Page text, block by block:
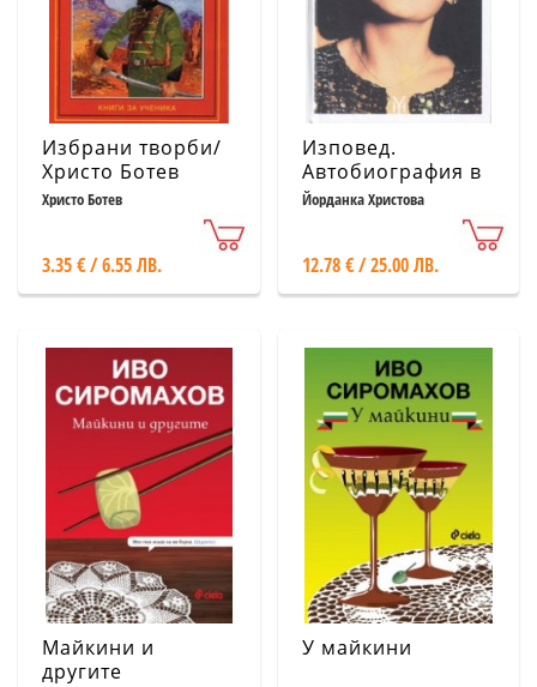
Избрани творби/
Христо Ботев
Христо Ботев
3.35 € / 6.55 ЛВ.
Изповед.
Автобиография в
3 тома - т..3
Йорданка Христова
12.78 € / 25.00 ЛВ.
Майкини и
другите
У майкини